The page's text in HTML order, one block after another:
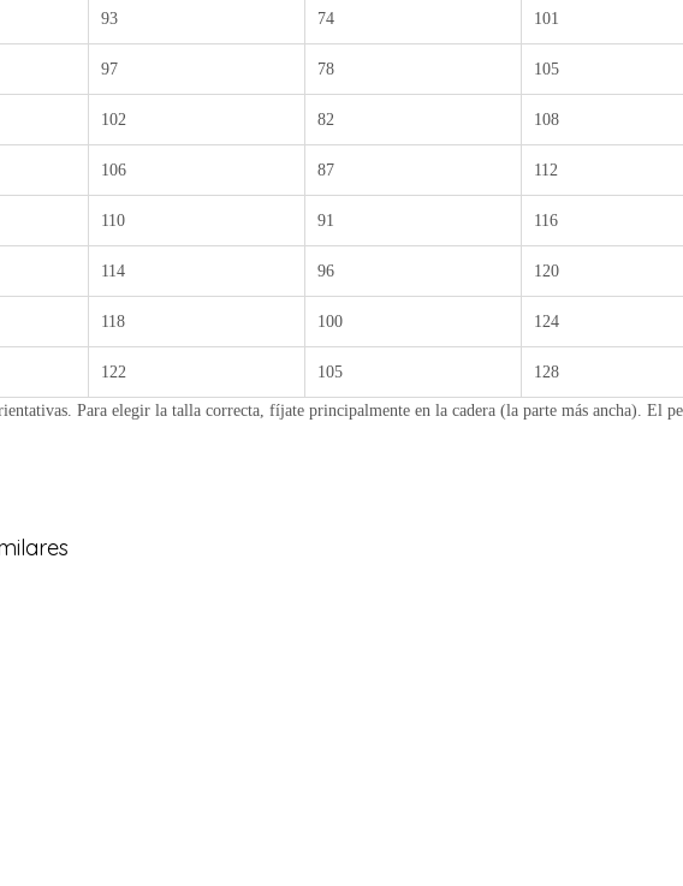
93 74 101
97 78 105
102 82 108
106 87 112
110 91 116
114 96 120
118 100 124
122 105 128
Para elegir la talla correcta, fíjate principalmente en la cadera (la parte más ancha). El